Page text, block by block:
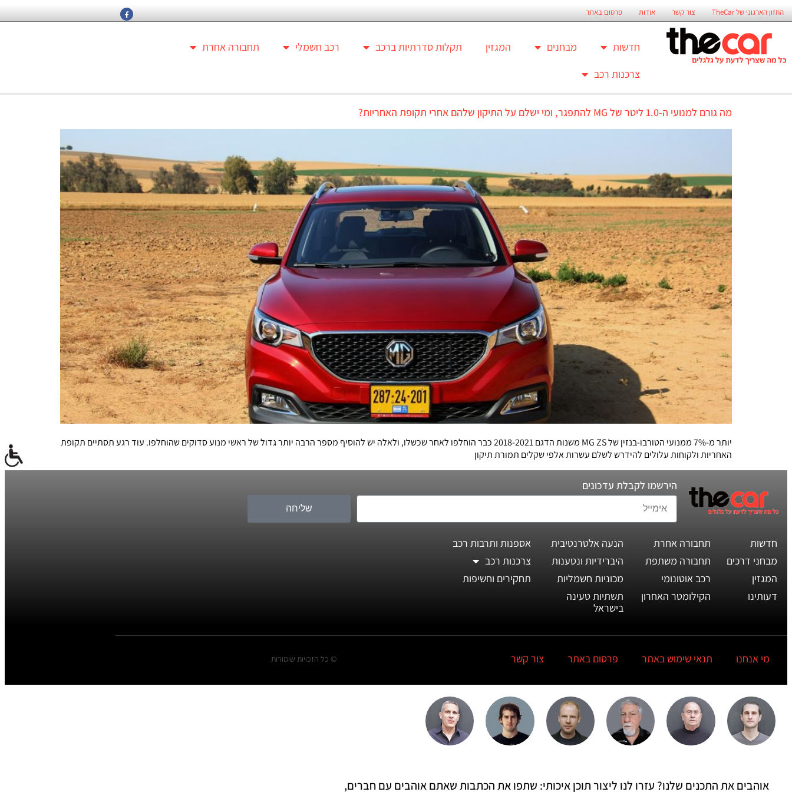
החזון הארגוני של TheCar צור קשר אודות פרסום באתר
חדשות מבחנים המגזין תקלות סדרתיות ברכב רכב חשמלי
תחבורה אחרת
צרכנות רכב
מה גורם למנועי ה-1.0 ליטר של MG להתפגר, ומי ישלם על התיקון שלהם אחרי תקופת האחריות?
יותר מ-7% ממנועי הטורבו-בנזין של MG ZS משנות הדגם 2018-2021 כבר הוחלפו לאחר שכשלו, ולאלה יש להוסיף מספר הרבה יותר גדול של ראשי מנוע סדוקים שהוחלפו. עוד רגע תסתיים תקופת
האחריות ולקוחות עלולים להידרש לשלם עשרות אלפי שקלים תמורת תיקון
הירשמו לקבלת עדכונים
שליחה
חדשות
מבחני דרכים
המגזין
דעותינו
תחבורה אחרת
תחבורה משתפת
רכב אוטונומי
הקילומטר האחרון
הנעה אלטרנטיבית
היברידיות ונטענות
מכוניות חשמליות
תשתיות טעינה
בישראל
אספנות ותרבות רכב
צרכנות רכב
תחקירים וחשיפות
מי אנחנו תנאי שימוש באתר פרסום באתר צור קשר © כל הזכויות שומורות
אוהבים את התכנים שלנו? עזרו לנו ליצור תוכן איכותי: שתפו את הכתבות שאתם אוהבים עם חברים,